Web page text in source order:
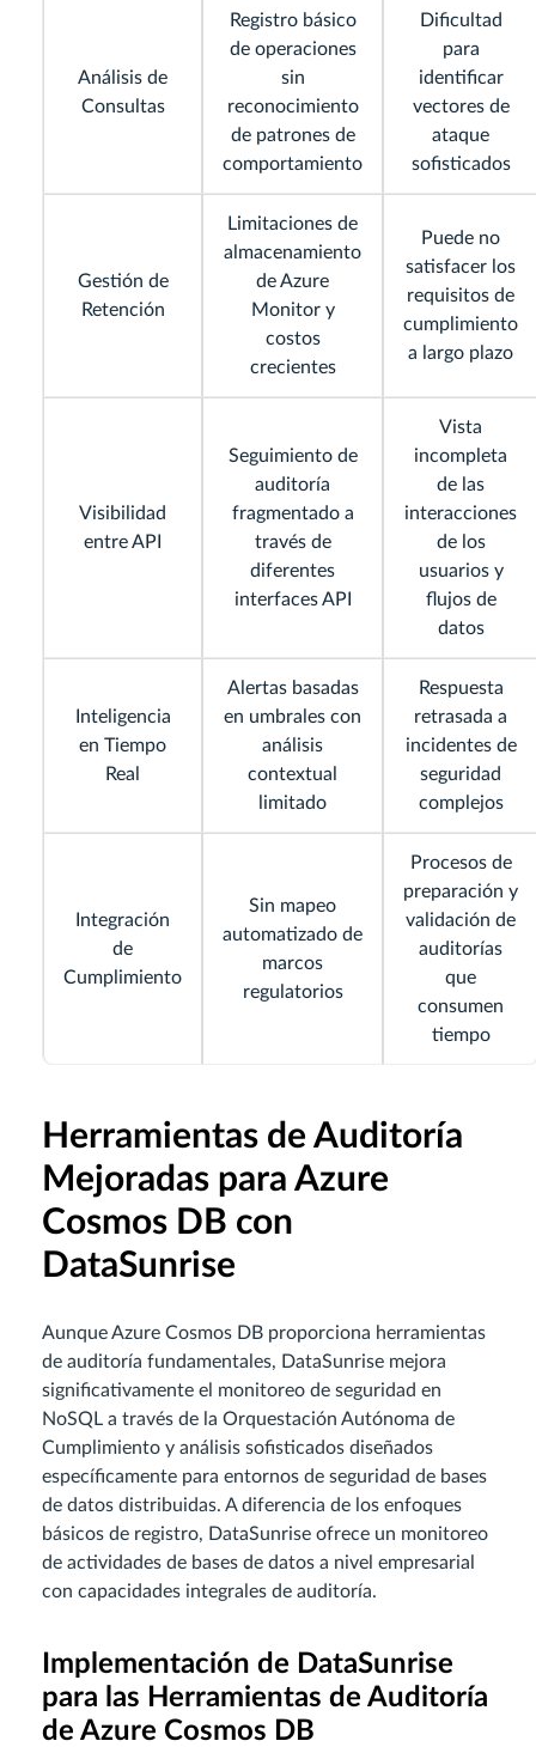
Análisis de
Consultas
Registro básico
de operaciones
sin
reconocimiento
de patrones de
comportamiento
Dificultad
para
identificar
vectores de
ataque
sofisticados
Gestión de
Retención
Limitaciones de
almacenamiento
de Azure
Monitor y
costos
crecientes
Puede no
satisfacer los
requisitos de
cumplimiento
a largo plazo
Visibilidad
entre API
Seguimiento de
auditoría
fragmentado a
través de
diferentes
interfaces API
Vista
incompleta
de las
interacciones
de los
usuarios y
flujos de
datos
Inteligencia
en Tiempo
Real
Alertas basadas
en umbrales con
análisis
contextual
limitado
Respuesta
retrasada a
incidentes de
seguridad
complejos
Integración
de
Cumplimiento
Sin mapeo
automatizado de
marcos
regulatorios
Procesos de
preparación y
validación de
auditorías
que
consumen
tiempo
Herramientas de Auditoría
Mejoradas para Azure
Cosmos DB con
DataSunrise
Aunque Azure Cosmos DB proporciona herramientas
de auditoría fundamentales, DataSunrise mejora
significativamente el monitoreo de seguridad en
NoSQL a través de la Orquestación Autónoma de
Cumplimiento y análisis sofisticados diseñados
específicamente para entornos de seguridad de bases
de datos distribuidas. A diferencia de los enfoques
básicos de registro, DataSunrise ofrece un monitoreo
de actividades de bases de datos a nivel empresarial
con capacidades integrales de auditoría.
Implementación de DataSunrise
para las Herramientas de Auditoría
de Azure Cosmos DB